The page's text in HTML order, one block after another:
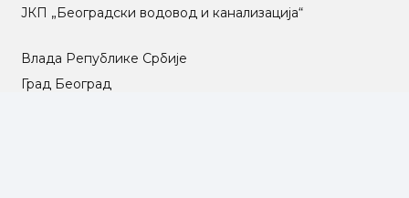
ЈКП „Београдски водовод и канализација“
Влада Републике Србије
Град Београд